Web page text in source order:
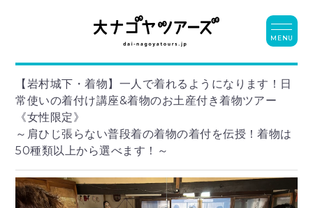
【岩村城下・着物】一人で着れるようになります！日
常使いの着付け講座&着物のお土産付き着物ツアー
《女性限定》
～肩ひじ張らない普段着の着物の着付を伝授！着物は
50種類以上から選べます！～
MENU